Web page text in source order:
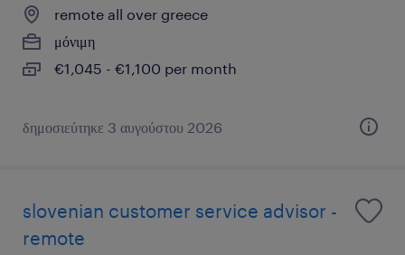
remote all over greece
μόνιμη
€1,045 - €1,100 per month
δημοσιεύτηκε 3 αυγούστου 2026
slovenian customer service advisor -
remote